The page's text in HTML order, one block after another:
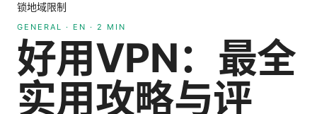
锁地域限制
GENERAL · EN · 2 MIN
好用VPN：最全
实用攻略与评